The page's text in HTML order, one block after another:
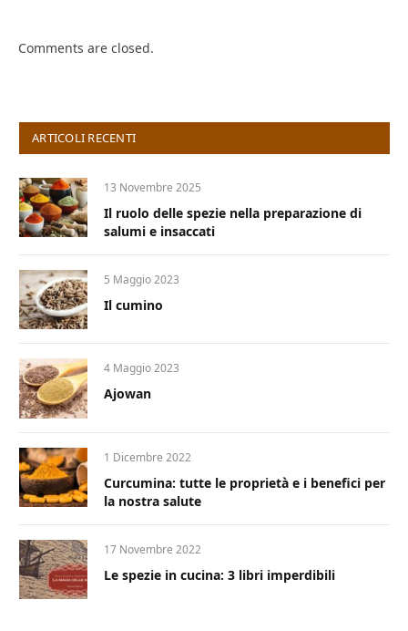
Comments are closed.
ARTICOLI RECENTI
13 Novembre 2025
Il ruolo delle spezie nella preparazione di
salumi e insaccati
5 Maggio 2023
Il cumino
4 Maggio 2023
Ajowan
1 Dicembre 2022
Curcumina: tutte le proprietà e i benefici per
la nostra salute
17 Novembre 2022
Le spezie in cucina: 3 libri imperdibili